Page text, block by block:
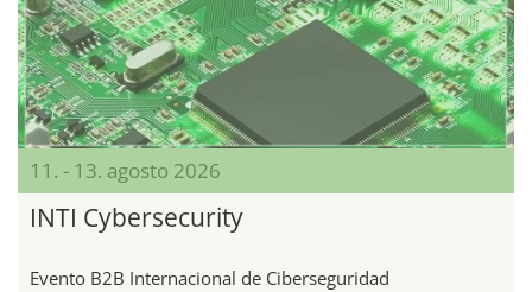
11. - 13. agosto 2026
INTI Cybersecurity
Evento B2B Internacional de Ciberseguridad